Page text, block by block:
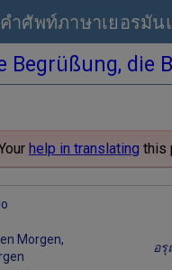
คำศัพท์ภาษาเยอรมั
Begrüßung, die
help in translating this
Morgen,
อ